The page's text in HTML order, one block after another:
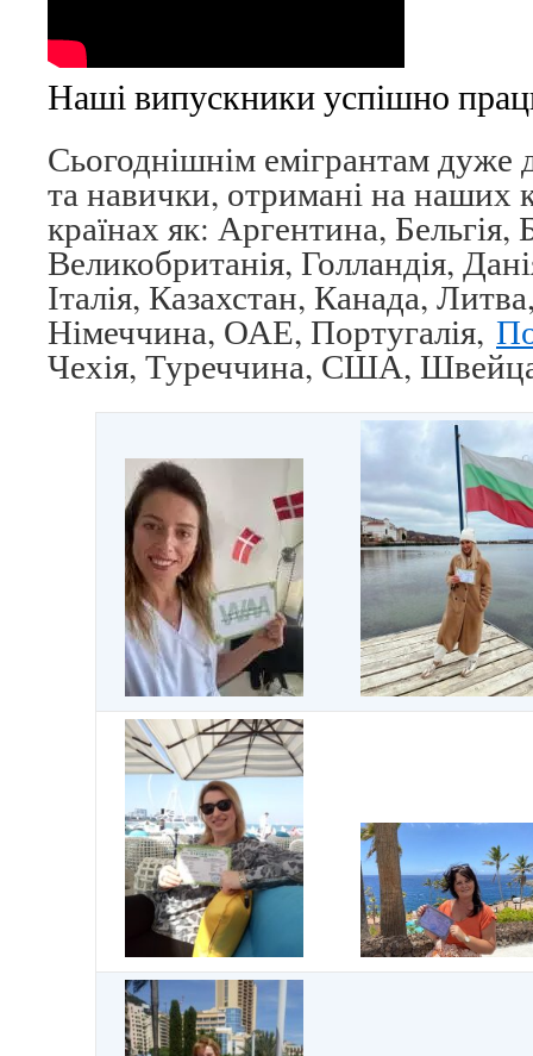
Наші випускники успішно
Сьогоднішнім емігрантам дуже
та навички, отримані на наших
країнах як: Аргентина, Бельгія,
Великобританія, Голландія,
Італія, Казахстан, Канада,
Німеччина, ОАЕ, Португалія,
Чехія, Туреччина, США,